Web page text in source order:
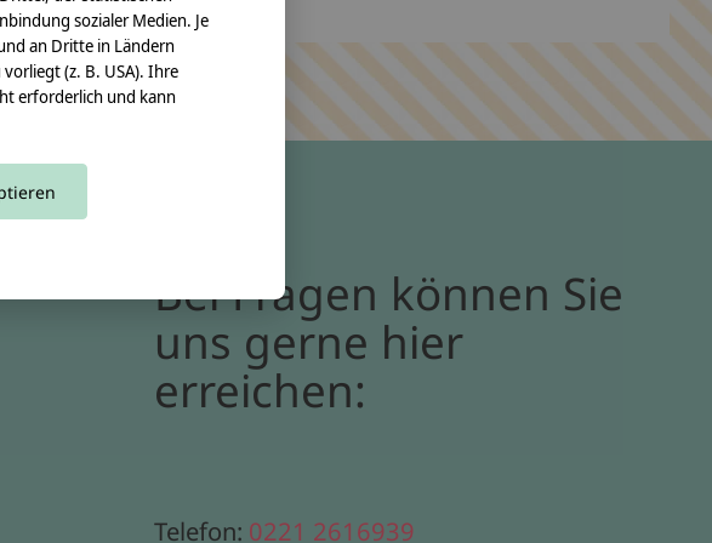
Bei Fragen können Sie
uns gerne hier
erreichen:
Telefon: 0221 2616939
sozialer Medien. Je
an Dritte in Ländern
(z. B. USA). Ihre
erforderlich und kann